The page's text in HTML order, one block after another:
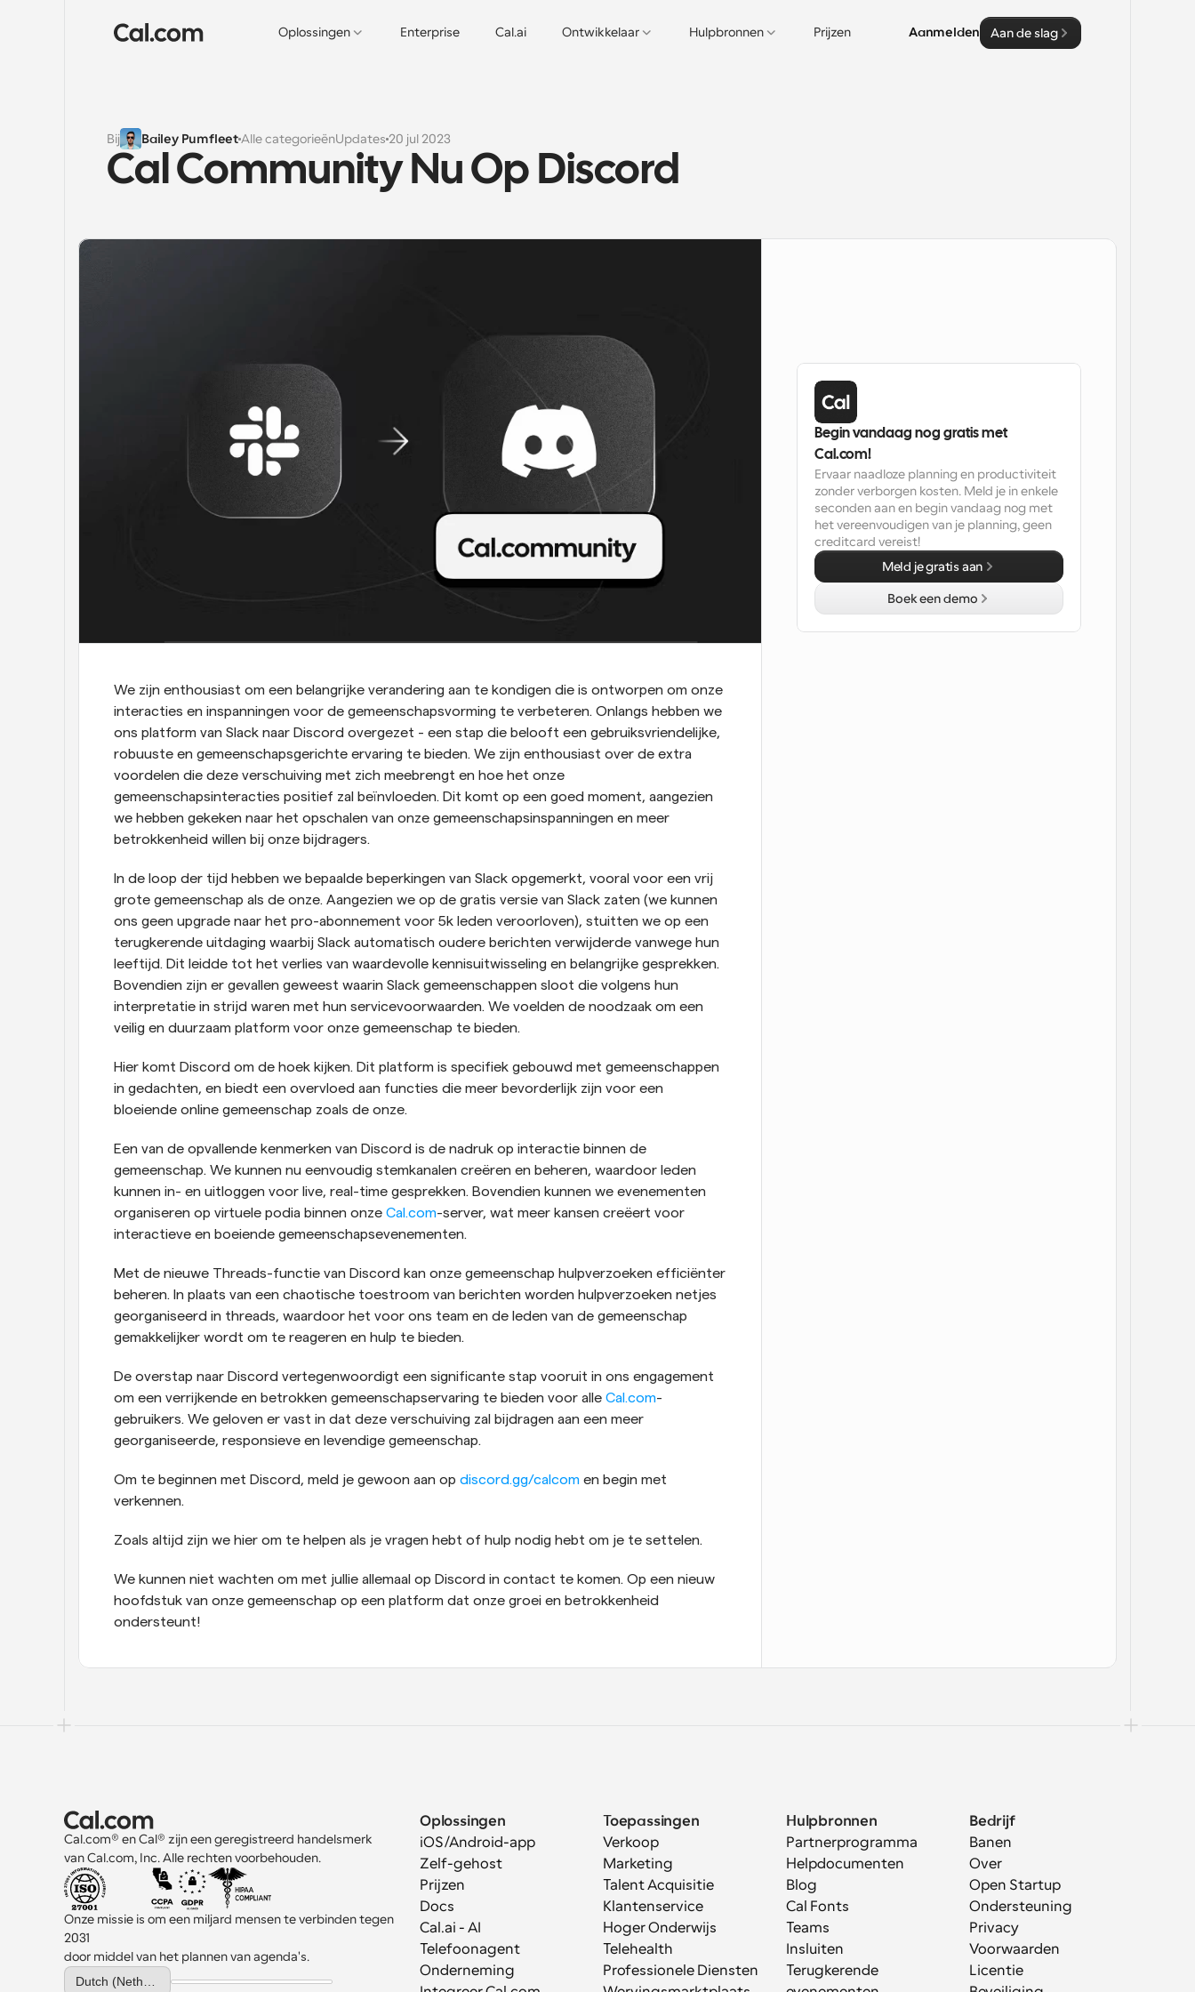
Oplossingen Enterprise Cal.ai Ontwikkelaar Hulpbronnen Prijzen Aanmelden Aan de slag
Bij Bailey Pumfleet Alle categorieënUpdates 20 jul 2023
Cal Community Nu Op Discord
We zijn enthousiast om een belangrijke verandering aan te kondigen die is ontworpen om onze
interacties en inspanningen voor de gemeenschapsvorming te verbeteren. Onlangs hebben we
ons platform van Slack naar Discord overgezet - een stap die belooft een gebruiksvriendelijke,
robuuste en gemeenschapsgerichte ervaring te bieden. We zijn enthousiast over de extra
voordelen die deze verschuiving met zich meebrengt en hoe het onze
gemeenschapsinteracties positief zal beïnvloeden. Dit komt op een goed moment, aangezien
we hebben gekeken naar het opschalen van onze gemeenschapsinspanningen en meer
betrokkenheid willen bij onze bijdragers.
In de loop der tijd hebben we bepaalde beperkingen van Slack opgemerkt, vooral voor een vrij
grote gemeenschap als de onze. Aangezien we op de gratis versie van Slack zaten (we kunnen
ons geen upgrade naar het pro-abonnement voor 5k leden veroorloven), stuitten we op een
terugkerende uitdaging waarbij Slack automatisch oudere berichten verwijderde vanwege hun
leeftijd. Dit leidde tot het verlies van waardevolle kennisuitwisseling en belangrijke gesprekken.
Bovendien zijn er gevallen geweest waarin Slack gemeenschappen sloot die volgens hun
interpretatie in strijd waren met hun servicevoorwaarden. We voelden de noodzaak om een
veilig en duurzaam platform voor onze gemeenschap te bieden.
Hier komt Discord om de hoek kijken. Dit platform is specifiek gebouwd met gemeenschappen
in gedachten, en biedt een overvloed aan functies die meer bevorderlijk zijn voor een
bloeiende online gemeenschap zoals de onze.
Een van de opvallende kenmerken van Discord is de nadruk op interactie binnen de
gemeenschap. We kunnen nu eenvoudig stemkanalen creëren en beheren, waardoor leden
kunnen in- en uitloggen voor live, real-time gesprekken. Bovendien kunnen we evenementen
organiseren op virtuele podia binnen onze Cal.com-server, wat meer kansen creëert voor
interactieve en boeiende gemeenschapsevenementen.
Met de nieuwe Threads-functie van Discord kan onze gemeenschap hulpverzoeken efficiënter
beheren. In plaats van een chaotische toestroom van berichten worden hulpverzoeken netjes
georganiseerd in threads, waardoor het voor ons team en de leden van de gemeenschap
gemakkelijker wordt om te reageren en hulp te bieden.
De overstap naar Discord vertegenwoordigt een significante stap vooruit in ons engagement
om een verrijkende en betrokken gemeenschapservaring te bieden voor alle Cal.com-
gebruikers. We geloven er vast in dat deze verschuiving zal bijdragen aan een meer
georganiseerde, responsieve en levendige gemeenschap.
Om te beginnen met Discord, meld je gewoon aan op discord.gg/calcom en begin met
verkennen.
Zoals altijd zijn we hier om te helpen als je vragen hebt of hulp nodig hebt om je te settelen.
We kunnen niet wachten om met jullie allemaal op Discord in contact te komen. Op een nieuw
hoofdstuk van onze gemeenschap op een platform dat onze groei en betrokkenheid
ondersteunt!
Begin vandaag nog gratis met
Cal.com!
Ervaar naadloze planning en productiviteit
zonder verborgen kosten. Meld je in enkele
seconden aan en begin vandaag nog met
het vereenvoudigen van je planning, geen
creditcard vereist!
Meld je gratis aan
Boek een demo
Cal.com® en Cal® zijn een geregistreerd handelsmerk
van Cal.com, Inc. Alle rechten voorbehouden.
Onze missie is om een miljard mensen te verbinden tegen
2031
door middel van het plannen van agenda's.
Select Language
Oplossingen
iOS/Android-app
Zelf-gehost
Prijzen
Docs
Cal.ai - AI
Telefoonagent
Onderneming
Toepassingen
Verkoop
Marketing
Talent Acquisitie
Klantenservice
Hoger Onderwijs
Telehealth
Professionele Diensten
Hulpbronnen
Partnerprogramma
Helpdocumenten
Blog
Cal Fonts
Teams
Insluiten
Terugkerende
Bedrijf
Banen
Over
Open Startup
Ondersteuning
Privacy
Voorwaarden
Licentie